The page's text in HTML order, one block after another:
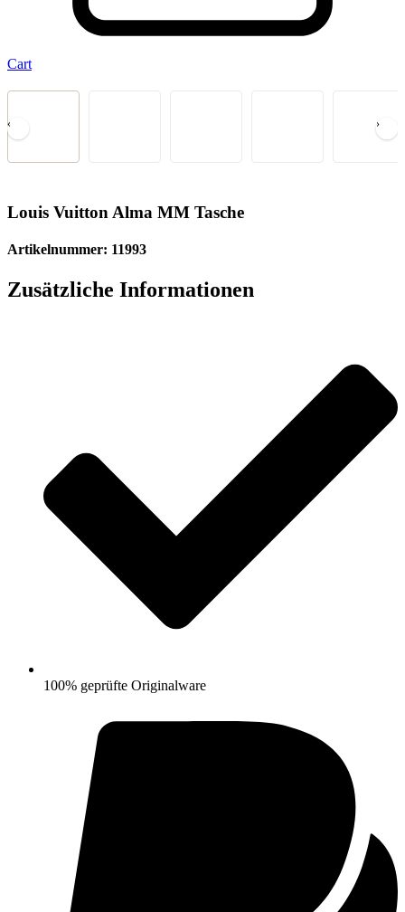
Cart‹
‹ ›
Louis Vuitton Alma MM Tasche
Artikelnummer: 11993
Zusätzliche Informationen
100% geprüfte Originalware